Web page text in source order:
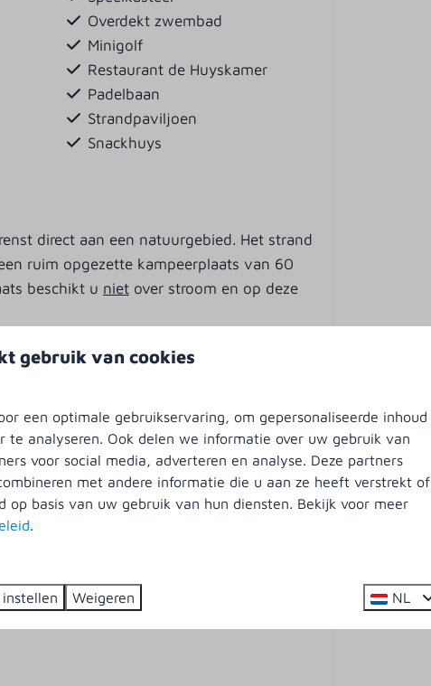
Overdekt zwembad
Minigolf
Restaurant de Huyskamer
Padelbaan
Strandpaviljoen
Snackhuys
direct aan een natuurgebied. Het strand
ruim opgezette kampeerplaats van 60
beschikt u niet over stroom en op deze
in de toiletgebouwen gratis douchen. Op
(tegen betaling) gebruikt worden.
water en het afwassen van uw
zwembad (1x per dag) en Indoor
gebruik van cookies
een optimale gebruikservaring, om gepersonaliseerde inhoud
te analyseren. Ook delen we informatie over uw gebruik van
voor social media, adverteren en analyse. Deze partners
met andere informatie die u aan ze heeft verstrekt of
op basis van uw gebruik van hun diensten. Bekijk voor meer
.
Weigeren NL